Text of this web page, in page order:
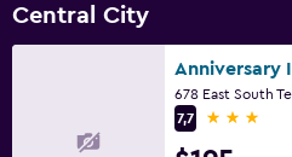
Central City
7,7
3 estrellas